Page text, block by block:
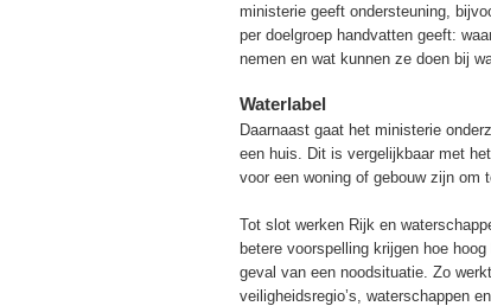
ministerie geeft ondersteuning,
per doelgroep handvatten geeft:
nemen en wat kunnen ze doen bij
Waterlabel
Daarnaast gaat het ministerie
een huis. Dit is vergelijkbaar met
voor een woning of gebouw zijn om
Tot slot werken Rijk en
betere voorspelling krijgen hoe
geval van een noodsituatie. Zo
veiligheidsregio’s, waterschappen